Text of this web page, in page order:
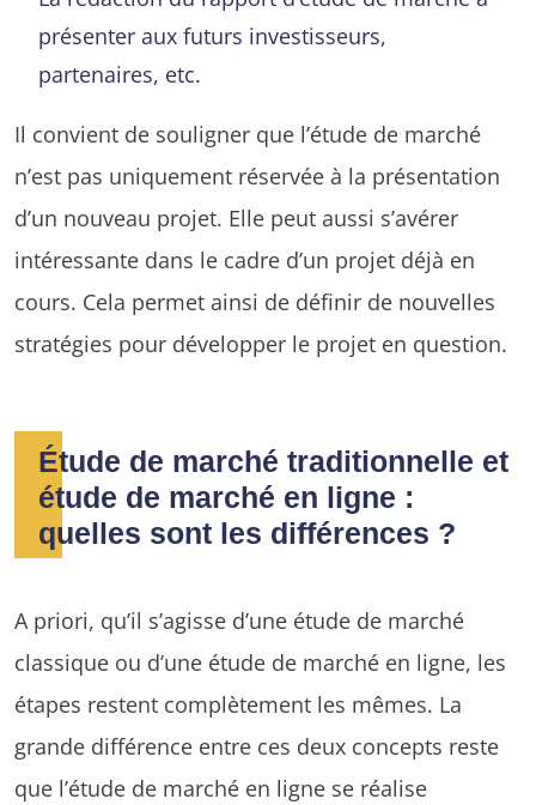
présenter aux futurs investisseurs,
partenaires, etc.
Il convient de souligner que l’étude de marché
n’est pas uniquement réservée à la présentation
d’un nouveau projet. Elle peut aussi s’avérer
intéressante dans le cadre d’un projet déjà en
cours. Cela permet ainsi de définir de nouvelles
stratégies pour développer le projet en question.
Étude de marché traditionnelle et
étude de marché en ligne :
quelles sont les différences ?
A priori, qu’il s’agisse d’une étude de marché
classique ou d’une étude de marché en ligne, les
étapes restent complètement les mêmes. La
grande différence entre ces deux concepts reste
que l’étude de marché en ligne se réalise